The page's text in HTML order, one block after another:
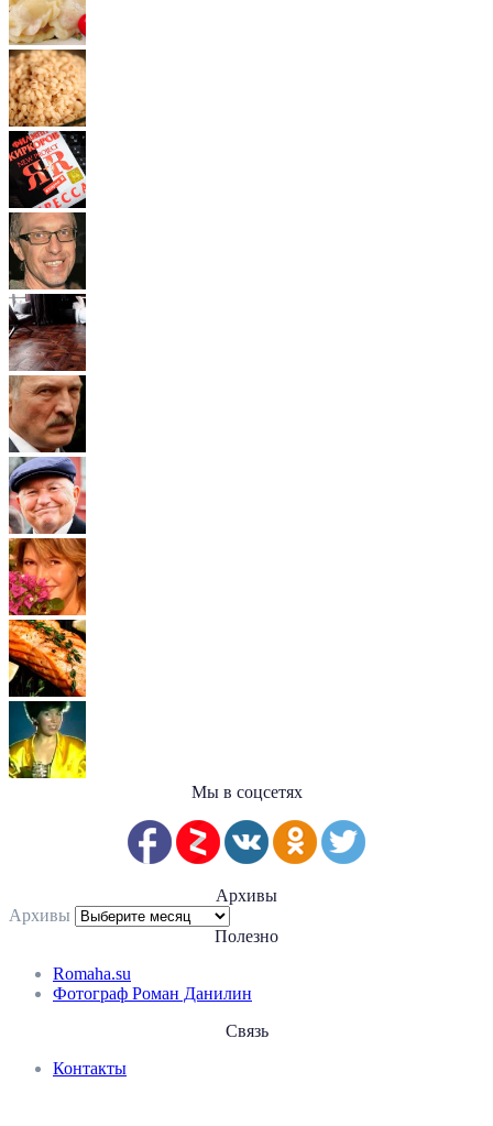
Мы в соцсетях
Архивы
Архивы
Полезно
Romaha.su
Фотограф Роман Данилин
Связь
Контакты